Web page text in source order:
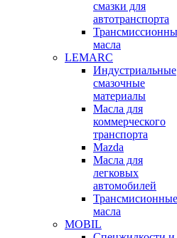
смазки для
автотранспорта
масла
LEMARC
Индустриальные
смазочные
материалы
Масла для
коммерческого
транспорта
Mazda
Масла для
легковых
автомобилей
Трансмисионные
масла
MOBIL